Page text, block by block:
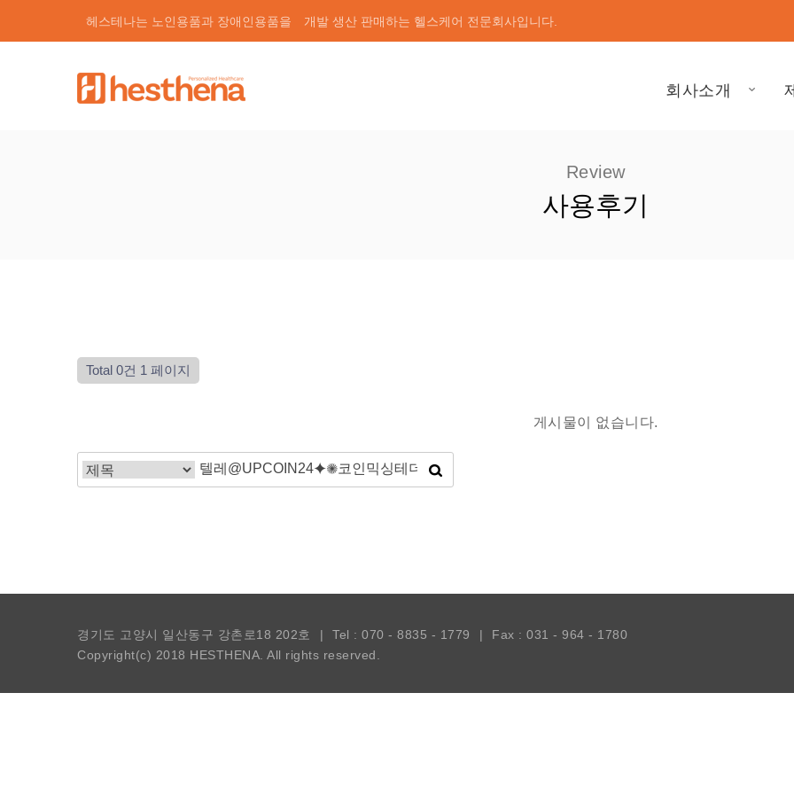
헤스테나는 노인용품과 장애인용품을 개발 생산 판매하는 헬스케어 전문회사입니다.
회사소개
Review
사용후기
Total 0건 1 페이지
게시물이 없습니다.
경기도 고양시 일산동구 강촌로18 202호 | Tel : 070 - 8835 - 1779 |
Fax : 031 - 964 - 1780
Copyright(c) 2018 HESTHENA. All rights reserved.